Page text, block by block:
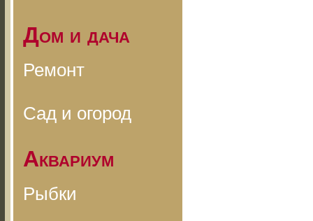
Дом и дача
Ремонт
Сад и огород
Аквариум
Рыбки